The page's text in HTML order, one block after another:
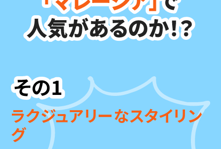
ラクジュアリーなスタイリン
グ